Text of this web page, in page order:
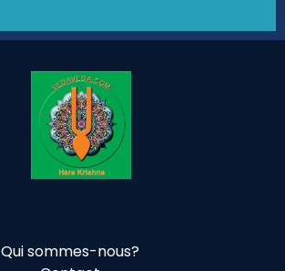
Qui sommes-nous?